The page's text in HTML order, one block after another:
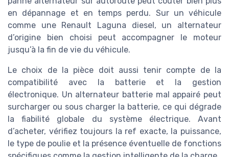
en dépannage et en temps perdu. Sur un véhicule
comme une Renault Laguna diesel, un alternateur
d’origine bien choisi peut accompagner le moteur
jusqu’à la fin de vie du véhicule.
Le choix de la pièce doit aussi tenir compte de la
compatibilité avec la batterie et la gestion
électronique. Un alternateur batterie mal appairé peut
surcharger ou sous charger la batterie, ce qui dégrade
la fiabilité globale du système électrique. Avant
d’acheter, vérifiez toujours la ref exacte, la puissance,
le type de poulie et la présence éventuelle de fonctions